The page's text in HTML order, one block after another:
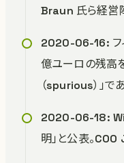
Braun 氏ら経営
2020-06-16: フィ
億ユーロの残高
（spurious）」で
2020-06-18:
明」と公表。